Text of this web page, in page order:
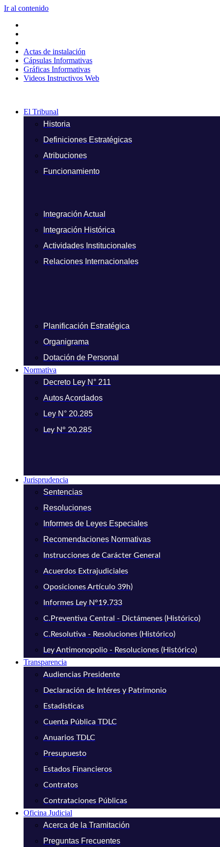
Ir al contenido
Actas de instalación
Cápsulas Informativas
Gráficas Informativas
Videos Instructivos Web
El Tribunal
Historia
Definiciones Estratégicas
Atribuciones
Funcionamiento
Integración Actual
Integración Histórica
Actividades Institucionales
Relaciones Internacionales
Planificación Estratégica
Organigrama
Dotación de Personal
Normativa
Decreto Ley N° 211
Autos Acordados
Ley N° 20.285
Ley N° 20.285
Jurisprudencia
Sentencias
Resoluciones
Informes de Leyes Especiales
Recomendaciones Normativas
Instrucciones de Carácter General
Acuerdos Extrajudiciales
Oposiciones Artículo 39h)
Informes Ley N°19.733
C.Preventiva Central - Dictámenes (Histórico)
C.Resolutiva - Resoluciones (Histórico)
Ley Antimonopolio - Resoluciones (Histórico)
Transparencia
Audiencias Presidente
Declaración de Intéres y Patrimonio
Estadísticas
Cuenta Pública TDLC
Anuarios TDLC
Presupuesto
Estados Financieros
Contratos
Contrataciones Públicas
Oficina Judicial
Acerca de la Tramitación
Preguntas Frecuentes